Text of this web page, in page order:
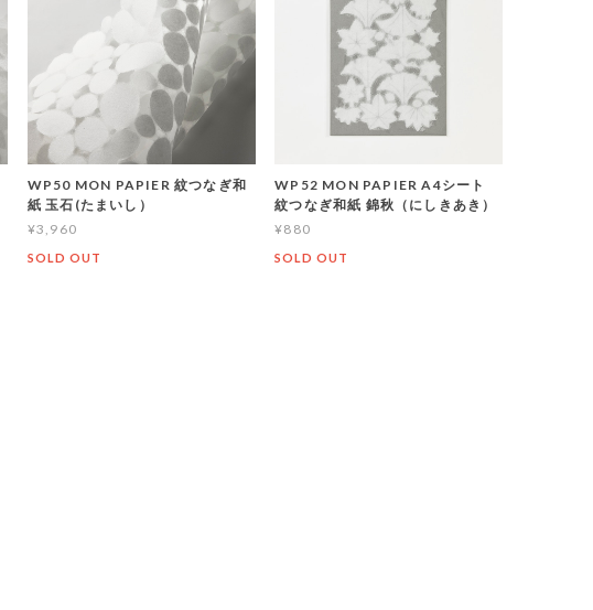
WP50 MON PAPIER 紋つなぎ和
紙 玉石(たまいし）
¥3,960
SOLD OUT
WP52 MON PAPIER A4シート
紋つなぎ和紙 錦秋（にしきあき）
¥880
SOLD OUT